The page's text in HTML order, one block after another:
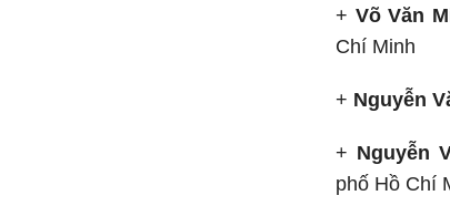
+ Võ Văn
Chí Minh
+ Nguyễn
+ Nguyễn
phố Hồ Chí